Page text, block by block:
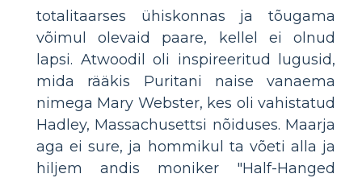
totalitaarses ühiskonnas ja tõugama
võimul olevaid paare, kellel ei olnud
lapsi. Atwoodil oli inspireeritud lugusid,
mida rääkis Puritani naise vanaema
nimega Mary Webster, kes oli vahistatud
Hadley, Massachusettsi nõiduses. Maarja
aga ei sure, ja hommikul ta võeti alla ja
hiljem andis moniker "Half-Hanged